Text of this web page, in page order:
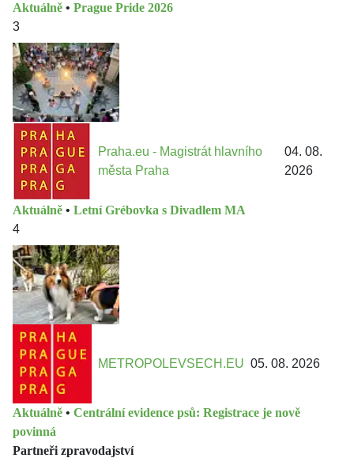
Aktuálně • Prague Pride 2026
3
Praha.eu - Magistrát hlavního
města Praha
04. 08.
2026
Aktuálně • Letní Grébovka s Divadlem MA
4
METROPOLEVSECH.EU 05. 08. 2026
Aktuálně • Centrální evidence psů: Registrace je nově
povinná
Partneři zpravodajství